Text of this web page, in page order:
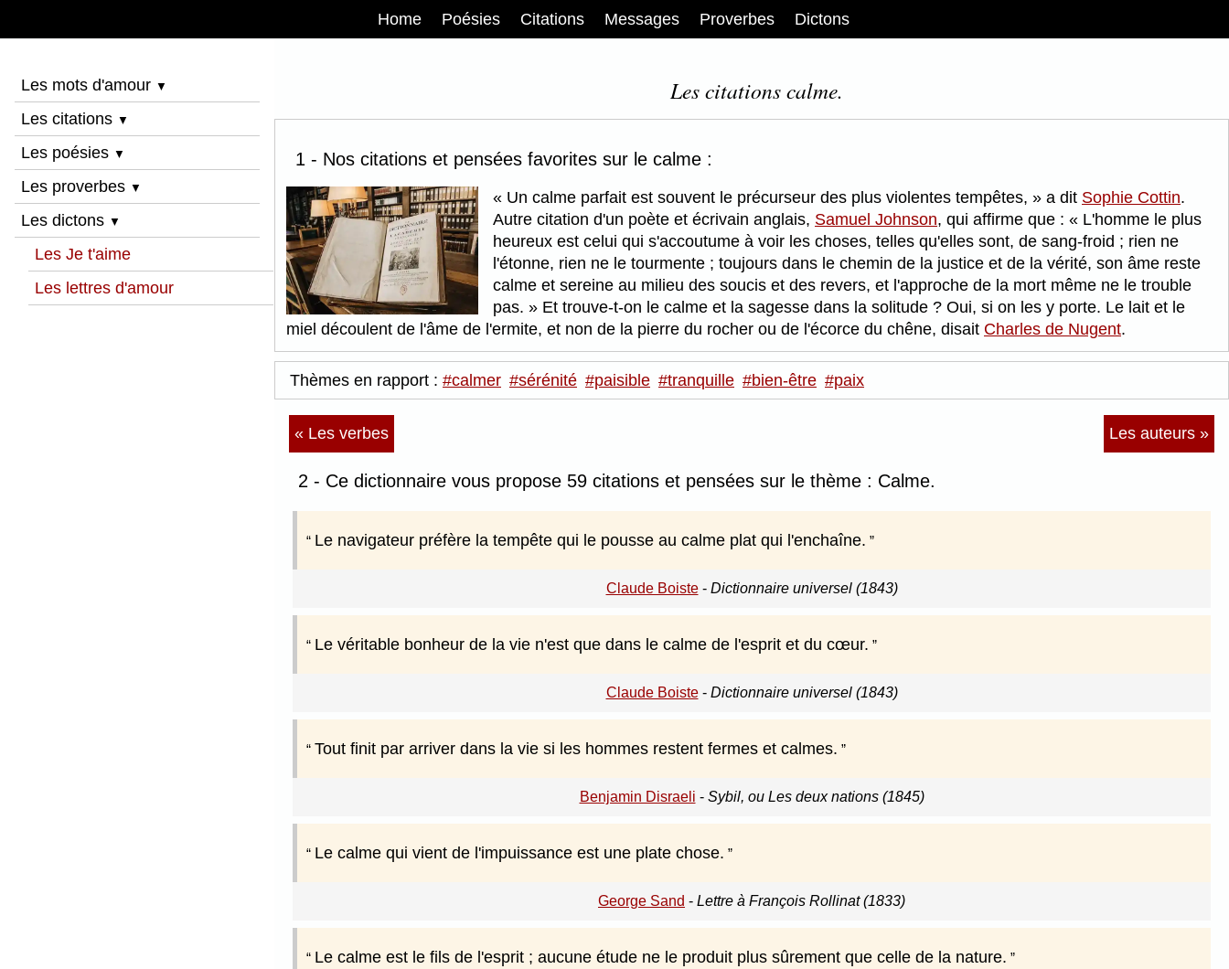
Home Poésies Citations Messages Proverbes Dictons
Les mots d'amour ▼
Les citations ▼
Les poésies ▼
Les proverbes ▼
Les dictons ▼
Les Je t'aime
Les lettres d'amour
Les citations calme.
1 - Nos citations et pensées favorites sur le calme :
Un calme parfait est souvent le précurseur des plus violentes tempêtes, a dit Sophie Cottin.
Autre citation d'un poète et écrivain anglais, Samuel Johnson, qui affirme que :
L'homme le plus
heureux est celui qui s'accoutume à voir les choses, telles qu'elles sont, de sang-froid ; rien ne
l'étonne, rien ne le tourmente ; toujours dans le chemin de la justice et de la vérité, son âme reste
calme et sereine au milieu des soucis et des revers, et l'approche de la mort même ne le trouble
pas.
Et trouve-t-on le calme et la sagesse dans la solitude ? Oui, si on les y porte. Le lait et le
miel découlent de l'âme de l'ermite, et non de la pierre du rocher ou de l'écorce du chêne, disait Charles de Nugent.
Thèmes en rapport : #calmer #sérénité #paisible #tranquille #bien-être #paix
« Les verbes Les auteurs »
2 - Ce dictionnaire vous propose 59 citations et pensées sur le thème : Calme.
Le navigateur préfère la tempête qui le pousse au calme plat qui l'enchaîne.
Claude Boiste- Dictionnaire universel (1843)
Le véritable bonheur de la vie n'est que dans le calme de l'esprit et du cœur.
Claude Boiste- Dictionnaire universel (1843)
Tout finit par arriver dans la vie si les hommes restent fermes et calmes.
Benjamin Disraeli - Sybil, ou Les deux nations (1845)
Le calme qui vient de l'impuissance est une plate chose.
George Sand - Lettre à François Rollinat (1833)
Le calme est le fils de l'esprit ; aucune étude ne le produit plus sûrement que celle de la nature.